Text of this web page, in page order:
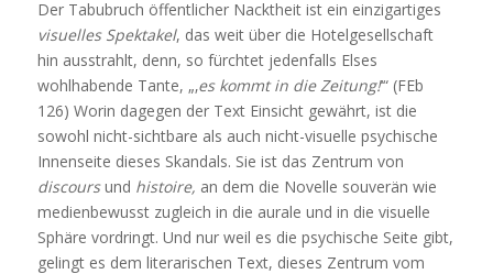
Der Tabubruch öffentlicher Nacktheit ist ein einzigartiges
visuelles Spektakel, das weit über die Hotelgesellschaft
hin ausstrahlt, denn, so fürchtet jedenfalls Elses
wohlhabende Tante, „‚es kommt in die Zeitung!‘“ (FEb
126) Worin dagegen der Text Einsicht gewährt, ist die
sowohl nicht-sichtbare als auch nicht-visuelle psychische
Innenseite dieses Skandals. Sie ist das Zentrum von
discoursund histoire, an dem die Novelle souverän wie
medienbewusst zugleich in die aurale und in die visuelle
Sphäre vordringt. Und nur weil es die psychische Seite gibt,
gelingt es dem literarischen Text, dieses Zentrum vom